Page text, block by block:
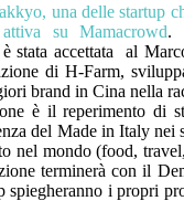
una delle startup
su Mamacrowd.
stata accettata al
di H-Farm,
brand in Cina nella
è il reperimento di
del Made in Italy nei
nel mondo (food,
terminerà con il
spiegheranno i propri